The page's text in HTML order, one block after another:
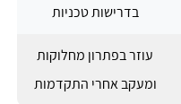
בדרישות טכניות
עוזר בפתרון מחלוקות
ומעקב אחרי התקדמות